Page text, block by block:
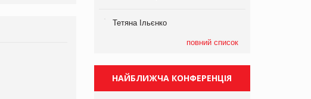
Брагина Людмила
Просування компанії на
Тетяна Ільєнко
повний список
НАЙБЛИЖЧА КОНФЕРЕНЦІЯ